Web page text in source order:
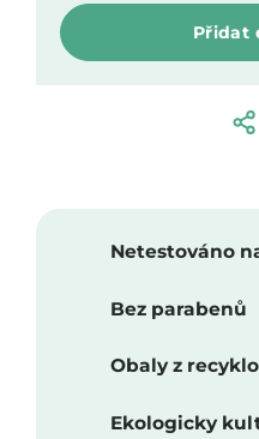
Měrná
cena:
Přidat
Netestováno
Bez parabenů
Obaly z
Ekologicky